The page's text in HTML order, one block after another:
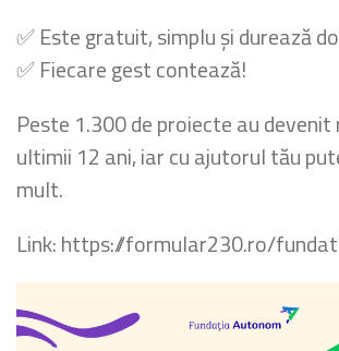
✅ Este gratuit, simplu și durează
✅ Fiecare gest contează!
Peste 1.300 de proiecte au
ultimii 12 ani, iar cu ajutorul tău
mult.
Link: https://formular230.ro/